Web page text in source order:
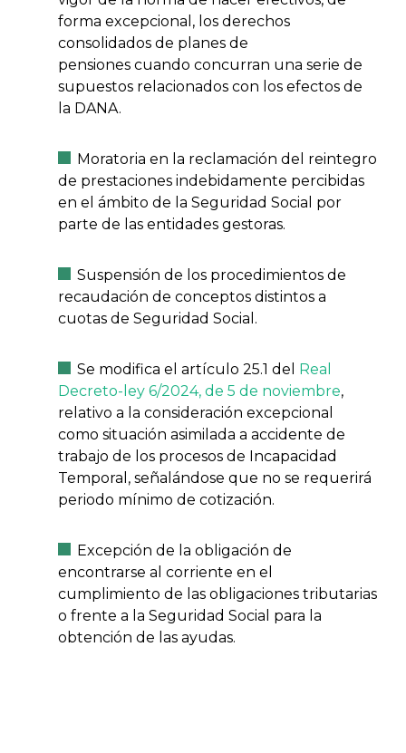
forma excepcional, los derechos
consolidados de planes de
pensiones cuando concurran una serie de
supuestos relacionados con los efectos de
la DANA.
Moratoria en la reclamación del reintegro
de prestaciones indebidamente percibidas
en el ámbito de la Seguridad Social por
parte de las entidades gestoras.
Suspensión de los procedimientos de
recaudación de conceptos distintos a
cuotas de Seguridad Social.
Se modifica el artículo 25.1 del Real
Decreto-ley 6/2024, de 5 de noviembre,
relativo a la consideración excepcional
como situación asimilada a accidente de
trabajo de los procesos de Incapacidad
Temporal, señalándose que no se requerirá
periodo mínimo de cotización.
Excepción de la obligación de
encontrarse al corriente en el
cumplimiento de las obligaciones tributarias
o frente a la Seguridad Social para la
obtención de las ayudas.